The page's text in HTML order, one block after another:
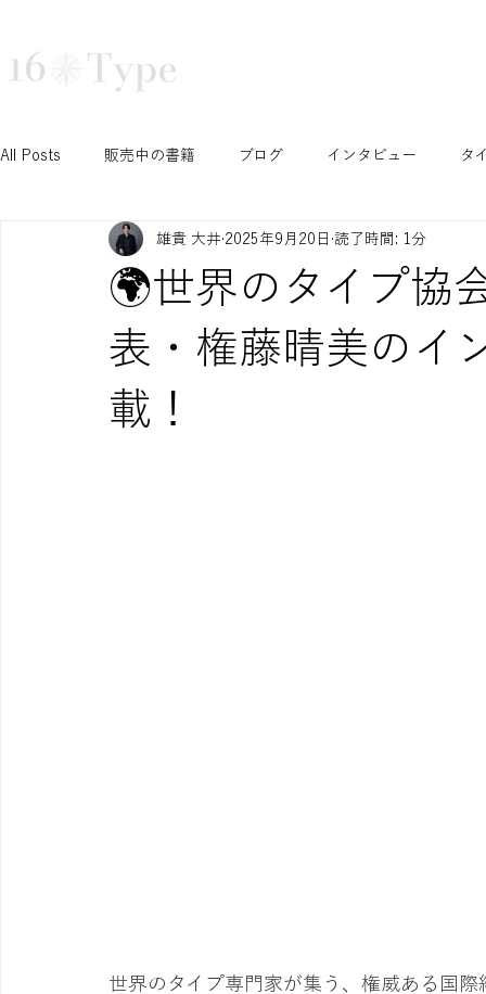
All Posts 販売中の書籍 ブログ インタビュー タ
N/S セッション T/F セッション J/P セッション
Ni セッション お知らせ イベント 開催予定イベ
INTPみさこの成長ブログ
🌍世界のタイプ協
表・権藤晴美のイ
載！
雄貴 大井 2025年9月20日 読了時間: 1分
世界のタイプ専門家が集う、権威ある国